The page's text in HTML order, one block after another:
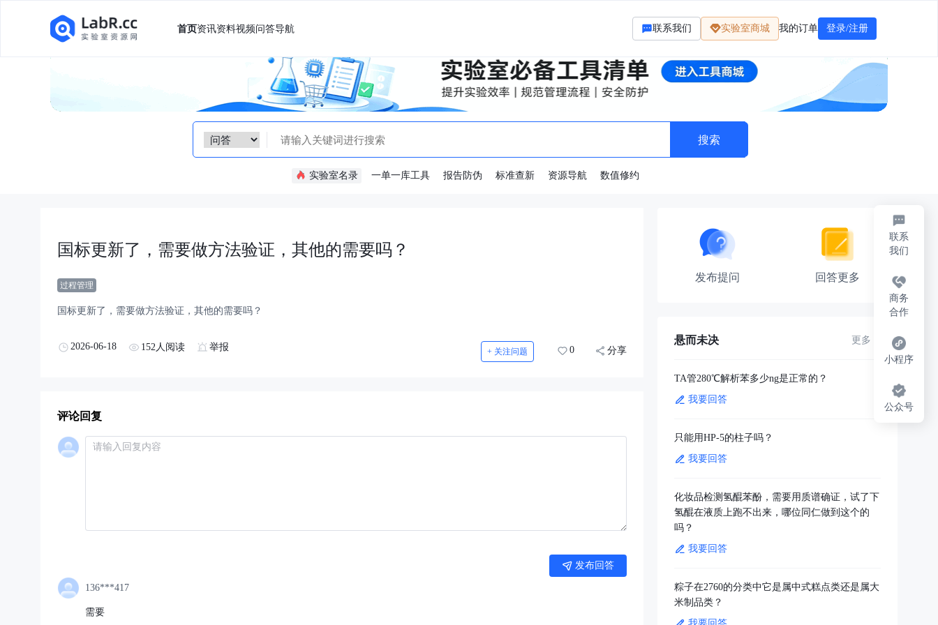
首页资讯资料视频问答导航 联系我们 实验室商城 我的订单 登录/注册
实验室名录 一单一库工具 报告防伪 标准查新 资源导航 数值修约
国标更新了，需要做方法验证，其他的需要吗？
过程管理
国标更新了，需要做方法验证，其他的需要吗？
2026-06-18 152人阅读 举报 + 关注问题 0 分享
评论回复
发布回答
136***417
需要
发布提问 回答更多
悬而未决 更多
TA管280℃解析苯多少ng是正常的？
我要回答
只能用HP-5的柱子吗？
我要回答
化妆品检测氢醌苯酚，需要用质谱确证，试了下
氢醌在液质上跑不出来，哪位同仁做到这个的
吗？
我要回答
粽子在2760的分类中它是属中式糕点类还是属大
米制品类？
联系
我们
商务
合作
小程序
公众号